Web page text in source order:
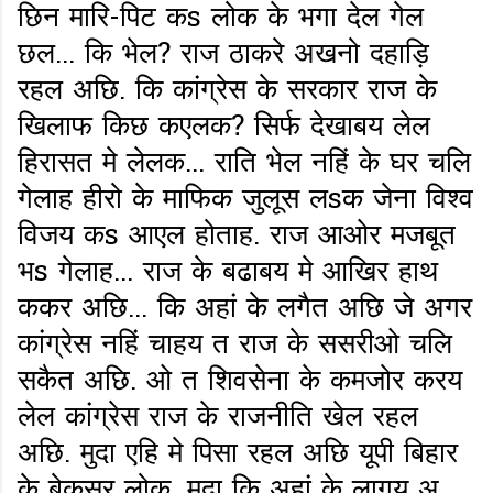
छिन मारि-पिट कs लोक के भगा देल गेल
छल... कि भेल? राज ठाकरे अखनो दहाड़ि
रहल अछि. कि कांग्रेस के सरकार राज के
खिलाफ किछ कएलक? सिर्फ देखाबय लेल
हिरासत मे लेलक... राति भेल नहिं के घर चलि
गेलाह हीरो के माफिक जुलूस लsक जेना विश्व
विजय कs आएल होताह. राज आओर मजबूत
भs गेलाह... राज के बढाबय मे आखिर हाथ
ककर अछि... कि अहां के लगैत अछि जे अगर
कांग्रेस नहिं चाहय त राज के ससरीओ चलि
सकैत अछि. ओ त शिवसेना के कमजोर करय
लेल कांग्रेस राज के राजनीति खेल रहल
अछि. मुदा एहि मे पिसा रहल अछि यूपी बिहार